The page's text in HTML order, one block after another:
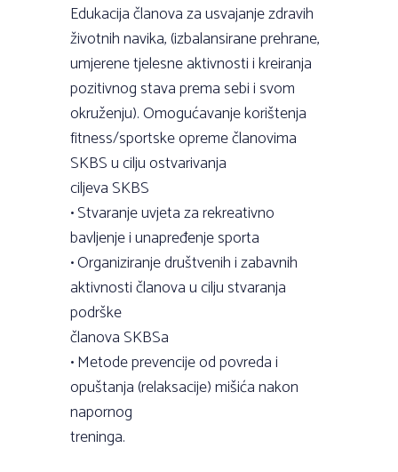
Edukacija članova za usvajanje zdravih
životnih navika, (izbalansirane prehrane,
umjerene tjelesne aktivnosti i kreiranja
pozitivnog stava prema sebi i svom
okruženju). Omogućavanje korištenja
fitness/sportske opreme članovima
SKBS u cilju ostvarivanja
ciljeva SKBS
• Stvaranje uvjeta za rekreativno
bavljenje i unapređenje sporta
• Organiziranje društvenih i zabavnih
aktivnosti članova u cilju stvaranja
podrške
članova SKBSa
• Metode prevencije od povreda i
opuštanja (relaksacije) mišića nakon
napornog
treninga.